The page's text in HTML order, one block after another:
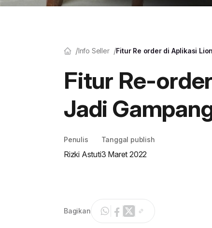
Info Seller Fitur Re order di Aplikasi
Fitur Re-
Jadi
Penulis
Rizki Astuti
Tanggal publish
3 Maret 2022
Bagikan